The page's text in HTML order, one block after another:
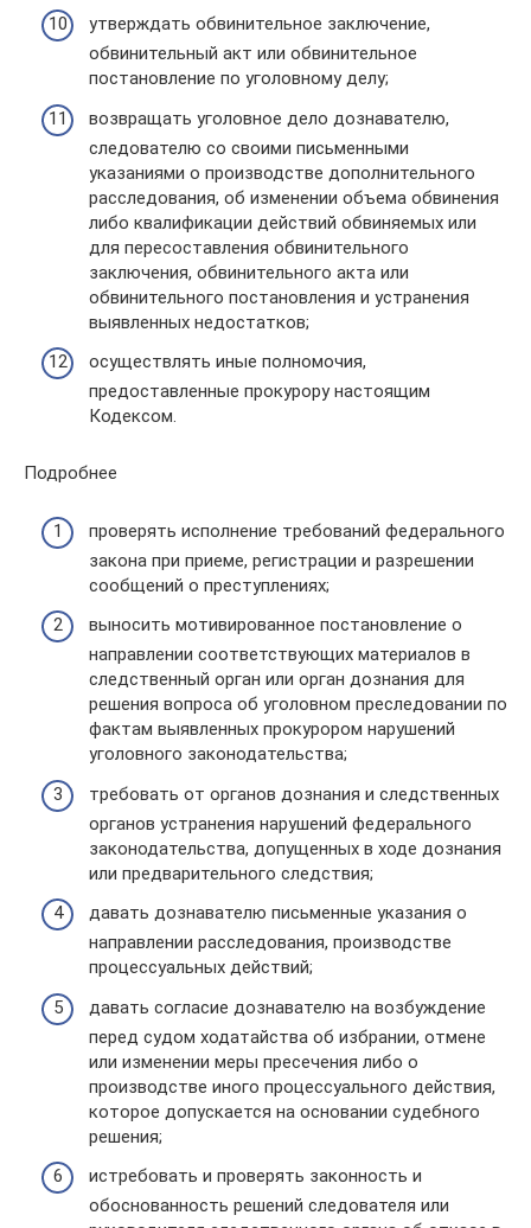
утверждать обвинительное заключение,
обвинительный акт или обвинительное
постановление по уголовному делу;
возвращать уголовное дело дознавателю,
следователю со своими письменными
указаниями о производстве дополнительного
расследования, об изменении объема обвинения
либо квалификации действий обвиняемых или
для пересоставления обвинительного
заключения, обвинительного акта или
обвинительного постановления и устранения
выявленных недостатков;
осуществлять иные полномочия,
предоставленные прокурору настоящим
Кодексом.
Подpобнее
пpоверять исполнение требований федерального
закона при приеме, регистрации и разрешении
сообщений о преступлениях;
выносить мотивированное постановление о
направлении соответствующих материалов в
следственный орган или орган дознания для
решения вопроса об уголовном преследовании по
фактам выявленных прокурором нарушений
уголовного законодательства;
требовать от органов дознания и следственных
органов устранения нарушений федерального
законодательства, допущенных в ходе дознания
или предварительного следствия;
давать дознавателю письменные указания о
направлении расследования, производстве
процессуальных действий;
давать согласие дознавателю на возбуждение
перед судом ходатайства об избрании, отмене
или изменении меры пресечения либо о
производстве иного процессуального действия,
которое допускается на основании судебного
решения;
истребовать и проверять законность и
обоснованность решений следователя или